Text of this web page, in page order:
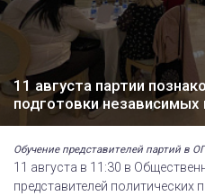
11 августа партии
подготовки
Обучение представителей партий в
11 августа в 11:30 в
представителей политических